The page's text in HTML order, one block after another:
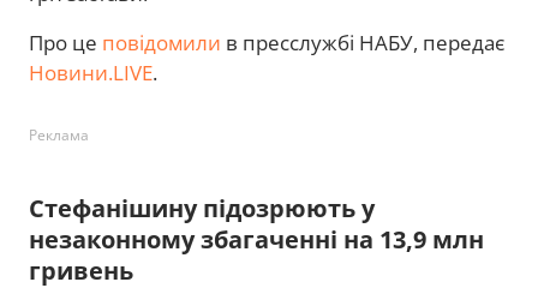
Про це повідомили в пресслужбі НАБУ, передає
Новини.LIVE.
Реклама
Стефанішину підозрюють у
незаконному збагаченні на 13,9 млн
гривень